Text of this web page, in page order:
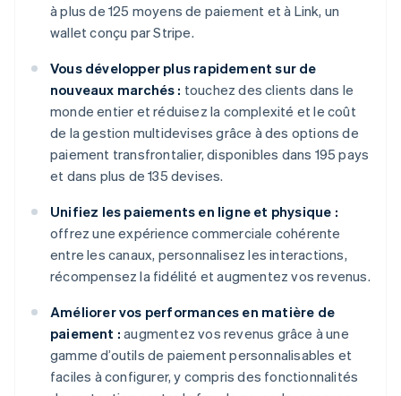
à plus de 125 moyens de paiement et à Link, un
wallet conçu par Stripe.
Vous développer plus rapidement sur de
nouveaux marchés : touchez des clients dans le
monde entier et réduisez la complexité et le coût
de la gestion multidevises grâce à des options de
paiement transfrontalier, disponibles dans 195 pays
et dans plus de 135 devises.
Unifiez les paiements en ligne et physique :
offrez une expérience commerciale cohérente
entre les canaux, personnalisez les interactions,
récompensez la fidélité et augmentez vos revenus.
Améliorer vos performances en matière de
paiement : augmentez vos revenus grâce à une
gamme d’outils de paiement personnalisables et
faciles à configurer, y compris des fonctionnalités